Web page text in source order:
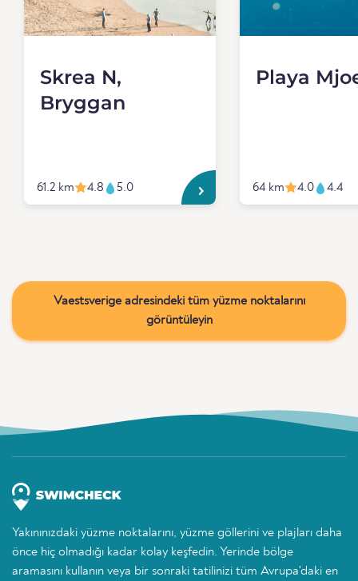
Skrea N,
Bryggan
61.2 km 4.8 5.0
Playa
64 km 4.0 4.4
Vaestsverige adresindeki tüm yüzme noktalarını
görüntüleyin
Yakınınızdaki yüzme noktalarını, yüzme göllerini ve plajları daha
önce hiç olmadığı kadar kolay keşfedin. Yerinde bölge
aramasını kullanın veya bir sonraki tatilinizi tüm Avrupa'daki en